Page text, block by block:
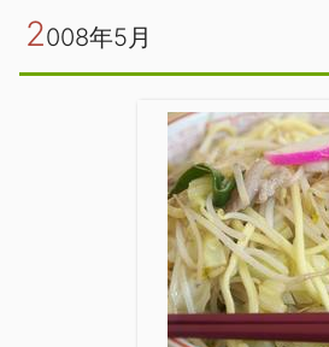
2008年5月